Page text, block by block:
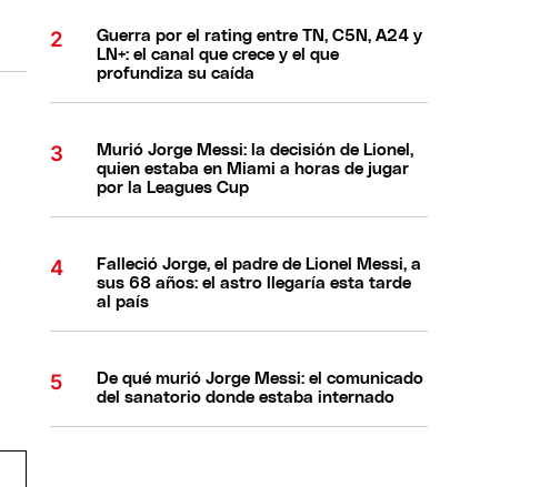
Guerra por el rating entre TN, C5N, A24 y
LN+: el canal que crece y el que
profundiza su caída
Murió Jorge Messi: la decisión de Lionel,
quien estaba en Miami a horas de jugar
por la Leagues Cup
Falleció Jorge, el padre de Lionel Messi, a
sus 68 años: el astro llegaría esta tarde
al país
De qué murió Jorge Messi: el comunicado
del sanatorio donde estaba internado